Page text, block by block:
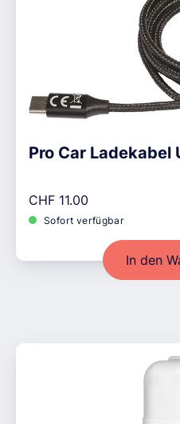
Regulärer Preis:
CHF 11.00
Sofort verfügbar
In den